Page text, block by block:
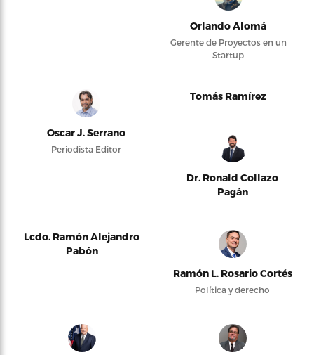
Orlando Alomá
Gerente de Proyectos en un
Startup
Oscar J. Serrano
Periodista Editor
Tomás Ramírez
Dr. Ronald Collazo
Pagán
Lcdo. Ramón Alejandro
Pabón
Ramón L. Rosario Cortés
Política y derecho